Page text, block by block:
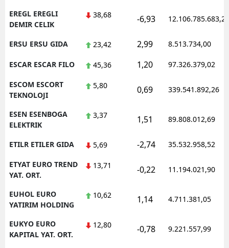
EREGL EREGLI
DEMIR CELIK
38,68 -6,93 12.106.785.683,20
ERSU ERSU GIDA 23,42 2,99 8.513.734,00
ESCAR ESCAR FILO 45,36 1,20 97.326.379,02
ESCOM ESCORT
TEKNOLOJI
5,80 0,69 339.541.892,26
ESEN ESENBOGA
ELEKTRIK
3,37 1,51 89.808.012,69
ETILR ETILER GIDA 5,69 -2,74 35.532.958,52
ETYAT EURO TREND
YAT. ORT.
13,71 -0,22 11.194.021,90
EUHOL EURO
YATIRIM HOLDING
10,62 1,14 4.711.381,05
EUKYO EURO
KAPITAL YAT. ORT.
12,80 -0,78 9.221.557,99